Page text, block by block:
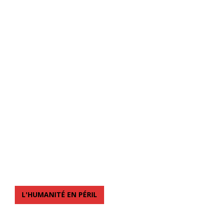
L'HUMANITÉ EN PÉRIL